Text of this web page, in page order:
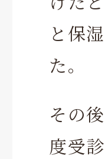
と保
た。
その
度受診